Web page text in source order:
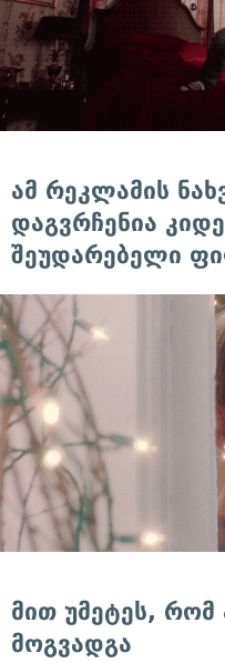
ამ რეკლამის
დაგვრჩენია
შეუდარებელი
მით უმეტეს,
მოგვადგა